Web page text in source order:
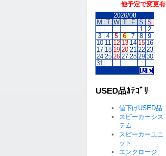
他予定で変更有
2026/08
M
T W T F S S
1
2
3
4 5 6 7 8
9
10 11 12 13 14 15 16
17 18 19 20 21 22 23
24 25 26 27 28 29 30
31
USED品ｶﾃｺﾞﾘ
値下げUSED品
スピーカーシス
テム
スピーカーユニ
ット
エンクロージ